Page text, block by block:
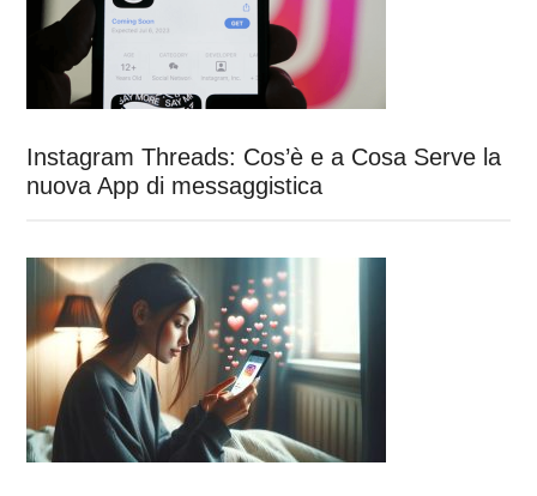
Instagram Threads: Cos’è e a Cosa Serve la
nuova App di messaggistica